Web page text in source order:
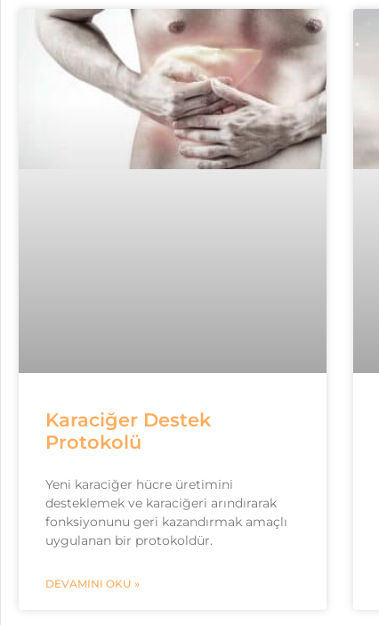
Karaciğer Destek
Protokolü
Yeni karaciğer hücre üretimini
desteklemek ve karaciğeri arındırarak
fonksiyonunu geri kazandırmak amaçlı
uygulanan bir protokoldür.
DEVAMINI OKU »